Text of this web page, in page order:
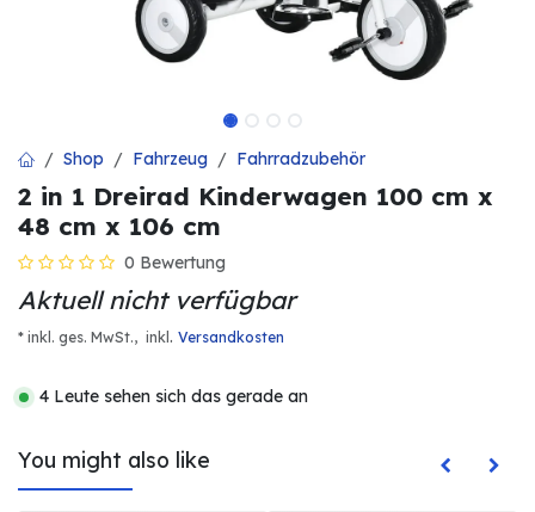
Shop Fahrzeug Fahrradzubehör
2 in 1 Dreirad Kinderwagen 100 cm x
48 cm x 106 cm
0 Bewertung
Aktuell nicht verfügbar
* inkl. ges. MwSt., inkl . Versandkosten
4 Leute sehen sich das gerade an
You might also like